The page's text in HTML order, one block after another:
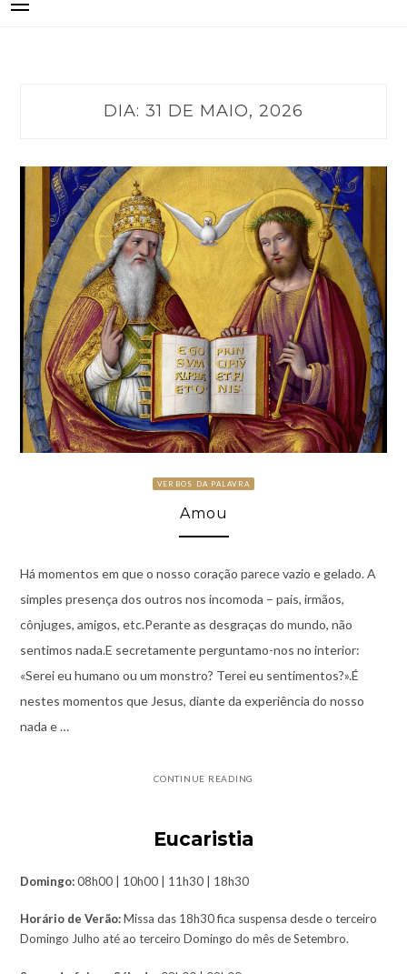
DIA: 31 DE MAIO, 2026
VERBOS DA PALAVRA
Amou
Há momentos em que o nosso coração parece vazio e gelado. A
simples presença dos outros nos incomoda – pais, irmãos,
cônjuges, amigos, etc.Perante as desgraças do mundo, não
sentimos nada.E secretamente perguntamo-nos no interior:
«Serei eu humano ou um monstro? Terei eu sentimentos?».É
nestes momentos que Jesus, diante da experiência do nosso
nada e …
CONTINUE READING
Eucaristia
Domingo:08h00 | 10h00 | 11h30 | 18h30
Horário de Verão:Missa das 18h30 fica suspensa desde o terceiro
Domingo Julho até ao terceiro Domingo do mês de Setembro.